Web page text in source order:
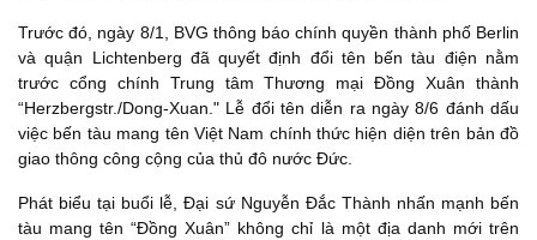
Trước đó, ngày 8/1, BVG thông báo chính quyền thành phố Berlin
và quận Lichtenberg đã quyết định đổi tên bến tàu điện nằm
trước cổng chính Trung tâm Thương mại Đồng Xuân thành
“Herzbergstr./Dong-Xuan." Lễ đổi tên diễn ra ngày 8/6 đánh dấu
việc bến tàu mang tên Việt Nam chính thức hiện diện trên bản đồ
giao thông công cộng của thủ đô nước Đức.
Phát biểu tại buổi lễ, Đại sứ Nguyễn Đắc Thành nhấn mạnh bến
tàu mang tên “Đồng Xuân” không chỉ là một địa danh mới trên